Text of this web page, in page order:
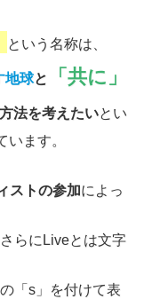
という名称は、
地球と
「共に」
方法を考えたいとい
います。
ストの参加によっ
らにLiveとは文字
「s」を付けて表